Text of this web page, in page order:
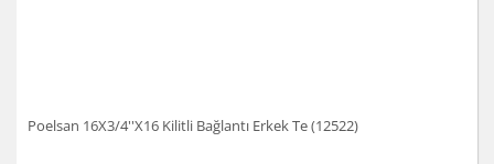
Poelsan 16X3/4''X16 Kilitli Bağlantı Erkek Te (12522)